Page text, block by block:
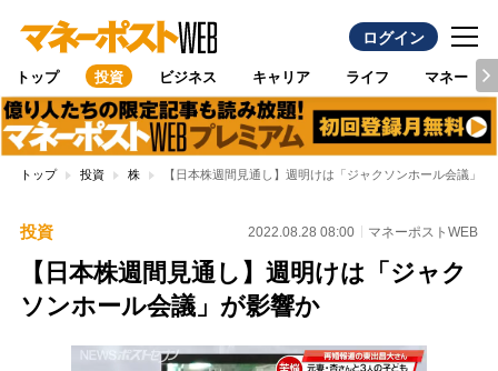
ログイン
トップ 投資 ビジネス キャリア ライフ マネー
トップ 投資 株 【日本株週間見通し】週明けは「ジャクソンホール会議」が
投資 2022.08.28 08:00 マネーポストWEB
【日本株週間見通し】週明けは「ジャク
ソンホール会議」が影響か